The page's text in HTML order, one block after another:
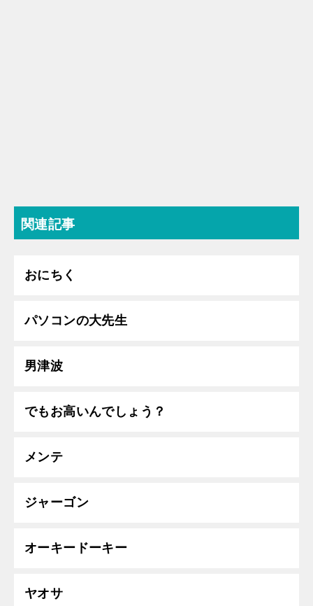
関連記事
おにちく
パソコンの大先生
男津波
でもお高いんでしょう？
メンテ
ジャーゴン
オーキードーキー
ヤオサ